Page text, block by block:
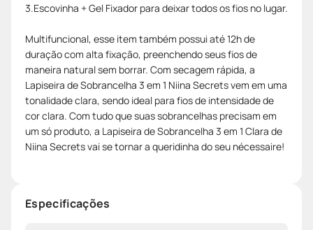
3.Escovinha + Gel Fixador para deixar todos os fios no lugar.
Multifuncional, esse item também possui até 12h de
duração com alta fixação, preenchendo seus fios de
maneira natural sem borrar. Com secagem rápida, a
Lapiseira de Sobrancelha 3 em 1 Niina Secrets vem em uma
tonalidade clara, sendo ideal para fios de intensidade de
cor clara. Com tudo que suas sobrancelhas precisam em
um só produto, a Lapiseira de Sobrancelha 3 em 1 Clara de
Niina Secrets vai se tornar a queridinha do seu nécessaire!
Especificações